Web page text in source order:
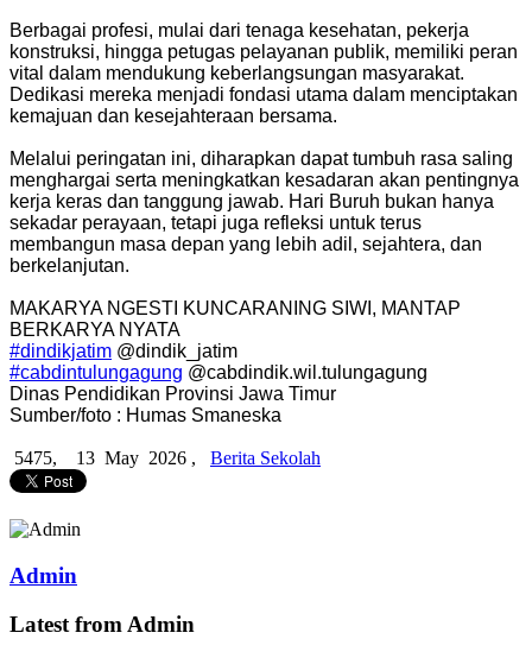
Berbagai profesi, mulai dari tenaga kesehatan, pekerja
konstruksi, hingga petugas pelayanan publik, memiliki peran
vital dalam mendukung keberlangsungan masyarakat.
Dedikasi mereka menjadi fondasi utama dalam menciptakan
kemajuan dan kesejahteraan bersama.
Melalui peringatan ini, diharapkan dapat tumbuh rasa saling
menghargai serta meningkatkan kesadaran akan pentingnya
kerja keras dan tanggung jawab. Hari Buruh bukan hanya
sekadar perayaan, tetapi juga refleksi untuk terus
membangun masa depan yang lebih adil, sejahtera, dan
berkelanjutan.
MAKARYA NGESTI KUNCARANING SIWI, MANTAP
BERKARYA NYATA
#dindikjatim @dindik_jatim
#cabdintulungagung @cabdindik.wil.tulungagung
Dinas Pendidikan Provinsi Jawa Timur
Sumber/foto : Humas Smaneska
5475, 13 May 2026 , Berita Sekolah
Admin
Latest from Admin